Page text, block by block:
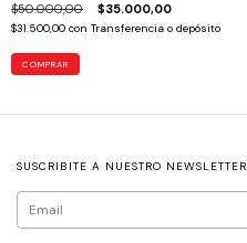
$50.000,00 $35.000,00
$31.500,00 con Transferencia o depósito
COMPRAR
SUSCRIBITE A NUESTRO NEWSLETTER